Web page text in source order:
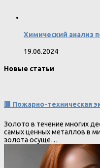
Химический анализ
19.06.2024
Новые статьи
🟥 Пожарно-техническая
Золото в течение многих
самых ценных металлов в
золота осуще…